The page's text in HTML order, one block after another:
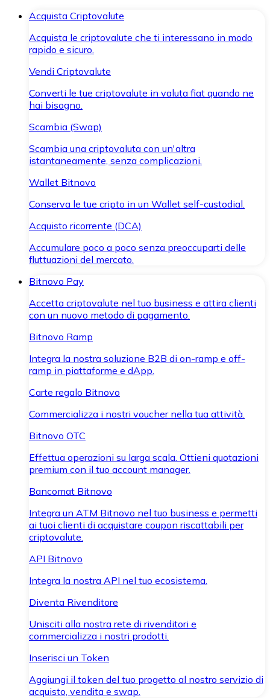
Acquista Criptovalute
Acquista le criptovalute che ti interessano in modo
rapido e sicuro.
Vendi Criptovalute
Converti le tue criptovalute in valuta fiat quando ne
hai bisogno.
Scambia (Swap)
Scambia una criptovaluta con un'altra
istantaneamente, senza complicazioni.
Wallet Bitnovo
Conserva le tue cripto in un Wallet self-custodial.
Acquisto ricorrente (DCA)
Accumulare poco a poco senza preoccuparti delle
fluttuazioni del mercato.
Bitnovo Pay
Accetta criptovalute nel tuo business e attira clienti
con un nuovo metodo di pagamento.
Bitnovo Ramp
Integra la nostra soluzione B2B di on-ramp e off-
ramp in piattaforme e dApp.
Carte regalo Bitnovo
Commercializza i nostri voucher nella tua attività.
Bitnovo OTC
Effettua operazioni su larga scala. Ottieni quotazioni
premium con il tuo account manager.
Bancomat Bitnovo
Integra un ATM Bitnovo nel tuo business e permetti
ai tuoi clienti di acquistare coupon riscattabili per
criptovalute.
API Bitnovo
Integra la nostra API nel tuo ecosistema.
Diventa Rivenditore
Unisciti alla nostra rete di rivenditori e
commercializza i nostri prodotti.
Inserisci un Token
Aggiungi il token del tuo progetto al nostro servizio di
acquisto, vendita e swap.